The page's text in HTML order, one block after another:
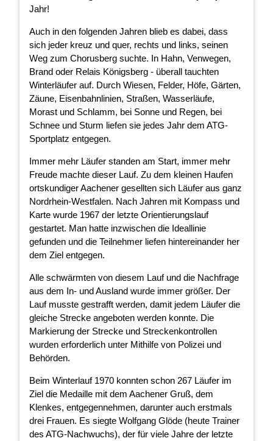
Jahr!
Auch in den folgenden Jahren blieb es dabei, dass
sich jeder kreuz und quer, rechts und links, seinen
Weg zum Chorusberg suchte. In Hahn, Venwegen,
Brand oder Relais Königsberg - überall tauchten
Winterläufer auf. Durch Wiesen, Felder, Höfe, Gärten,
Zäune, Eisenbahnlinien, Straßen, Wasserläufe,
Morast und Schlamm, bei Sonne und Regen, bei
Schnee und Sturm liefen sie jedes Jahr dem ATG-
Sportplatz entgegen.
Immer mehr Läufer standen am Start, immer mehr
Freude machte dieser Lauf. Zu dem kleinen Haufen
ortskundiger Aachener gesellten sich Läufer aus ganz
Nordrhein-Westfalen. Nach Jahren mit Kompass und
Karte wurde 1967 der letzte Orientierungslauf
gestartet. Man hatte inzwischen die Ideallinie
gefunden und die Teilnehmer liefen hintereinander her
dem Ziel entgegen.
Alle schwärmten von diesem Lauf und die Nachfrage
aus dem In- und Ausland wurde immer größer. Der
Lauf musste gestrafft werden, damit jedem Läufer die
gleiche Strecke angeboten werden konnte. Die
Markierung der Strecke und Streckenkontrollen
wurden erforderlich unter Mithilfe von Polizei und
Behörden.
Beim Winterlauf 1970 konnten schon 267 Läufer im
Ziel die Medaille mit dem Aachener Gruß, dem
Klenkes, entgegennehmen, darunter auch erstmals
drei Frauen. Es siegte Wolfgang Glöde (heute Trainer
des ATG-Nachwuchs), der für viele Jahre der letzte